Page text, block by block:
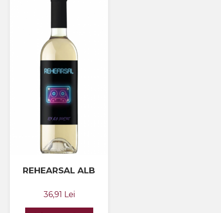
REHEARSAL ALB
36,91 Lei